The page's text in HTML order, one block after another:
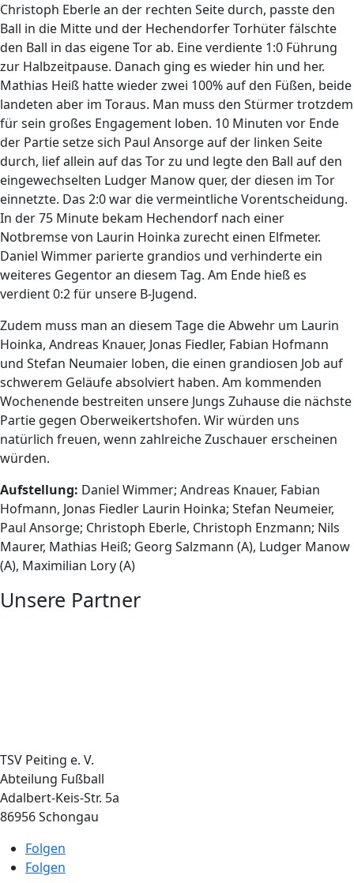
Christoph Eberle an der rechten Seite durch, passte den
Ball in die Mitte und der Hechendorfer Torhüter fälschte
den Ball in das eigene Tor ab. Eine verdiente 1:0 Führung
zur Halbzeitpause. Danach ging es wieder hin und her.
Mathias Heiß hatte wieder zwei 100% auf den Füßen, beide
landeten aber im Toraus. Man muss den Stürmer trotzdem
für sein großes Engagement loben. 10 Minuten vor Ende
der Partie setze sich Paul Ansorge auf der linken Seite
durch, lief allein auf das Tor zu und legte den Ball auf den
eingewechselten Ludger Manow quer, der diesen im Tor
einnetzte. Das 2:0 war die vermeintliche Vorentscheidung.
In der 75 Minute bekam Hechendorf nach einer
Notbremse von Laurin Hoinka zurecht einen Elfmeter.
Daniel Wimmer parierte grandios und verhinderte ein
weiteres Gegentor an diesem Tag. Am Ende hieß es
verdient 0:2 für unsere B-Jugend.
Zudem muss man an diesem Tage die Abwehr um Laurin
Hoinka, Andreas Knauer, Jonas Fiedler, Fabian Hofmann
und Stefan Neumaier loben, die einen grandiosen Job auf
schwerem Geläufe absolviert haben. Am kommenden
Wochenende bestreiten unsere Jungs Zuhause die nächste
Partie gegen Oberweikertshofen. Wir würden uns
natürlich freuen, wenn zahlreiche Zuschauer erscheinen
würden.
Aufstellung: Daniel Wimmer; Andreas Knauer, Fabian
Hofmann, Jonas Fiedler Laurin Hoinka; Stefan Neumeier,
Paul Ansorge; Christoph Eberle, Christoph Enzmann; Nils
Maurer, Mathias Heiß; Georg Salzmann (A), Ludger Manow
(A), Maximilian Lory (A)
Unsere Partner
TSV Peiting e. V.
Abteilung Fußball
Adalbert-Keis-Str. 5a
86956 Schongau
Folgen
Folgen